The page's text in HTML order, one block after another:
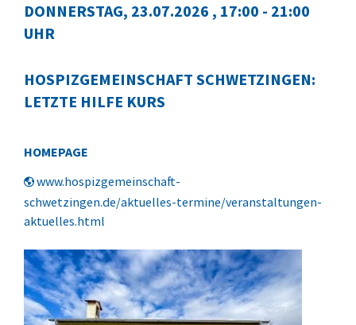
DONNERSTAG, 23.07.2026 , 17:00 - 21:00
UHR
HOSPIZGEMEINSCHAFT SCHWETZINGEN:
LETZTE HILFE KURS
HOMEPAGE
www.hospizgemeinschaft-
schwetzingen.de/aktuelles-termine/veranstaltungen-
aktuelles.html